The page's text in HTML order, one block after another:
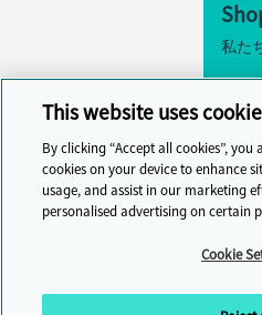
私た
お問
ヘル
ょう
This website uses
By clicking “Accept all cookies”,
cookies on your device to enhance
usage, and assist in our marketing
personalised advertising on certain
Cookie